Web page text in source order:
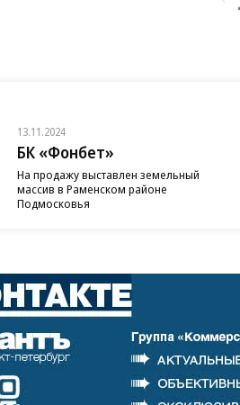
13.11.2024
БК «Фонбет»
На продажу выставлен земельный
массив в Раменском районе
Подмосковья